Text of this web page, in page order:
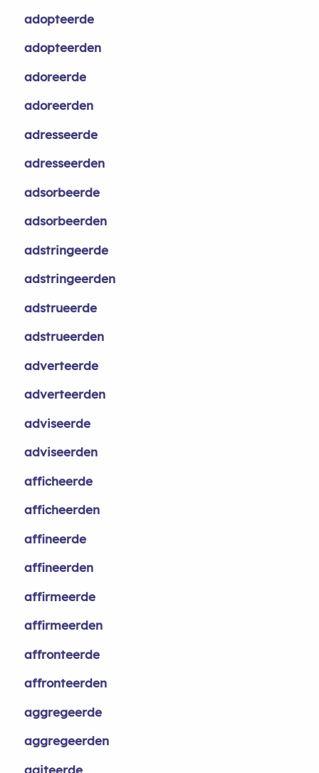
adopteerde
adopteerden
adoreerde
adoreerden
adresseerde
adresseerden
adsorbeerde
adsorbeerden
adstringeerde
adstringeerden
adstrueerde
adstrueerden
adverteerde
adverteerden
adviseerde
adviseerden
afficheerde
afficheerden
affineerde
affineerden
affirmeerde
affirmeerden
affronteerde
affronteerden
aggregeerde
aggregeerden
agiteerde